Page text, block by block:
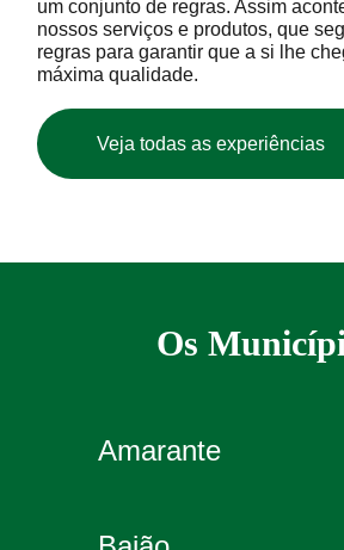
um conjunto de regras. Assim
nossos serviços e produtos, que
regras para garantir que a si lhe
máxima qualidade.
Veja todas as experiências
Os
Amarante